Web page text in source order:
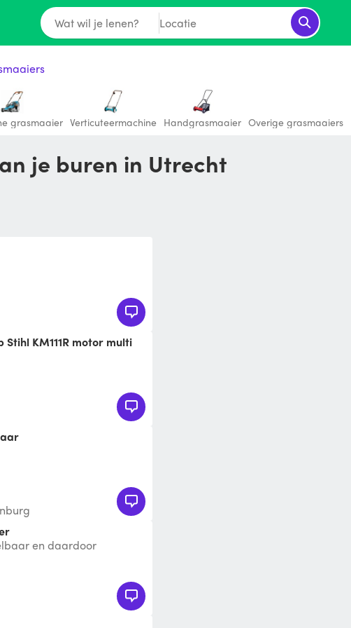
Wat wil je lenen? Locatie
grasmaaier Verticuteermachine Handgrasmaaier Overige grasmaaiers
je buren in Utrecht
en daardoor